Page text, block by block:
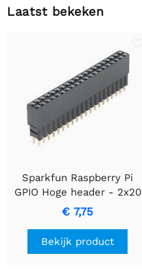
Laatst bekeken
Sparkfun Raspberry Pi
GPIO Hoge header - 2x20
€ 7,75
Bekijk product